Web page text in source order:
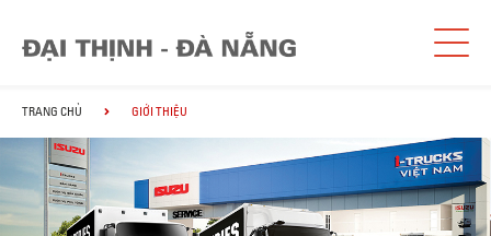
TRANG CHỦ GIỚI THIỆU